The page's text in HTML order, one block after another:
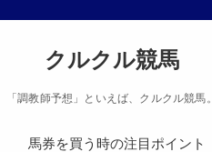
クルクル競馬
「調教師予想」といえば、クルクル競馬。
馬券を買う時の注目ポイント